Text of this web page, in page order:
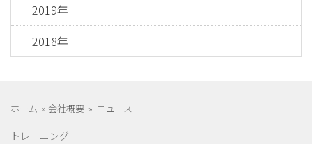
2019年
2018年
ホーム » 会社概要 » ニュース
トレーニング